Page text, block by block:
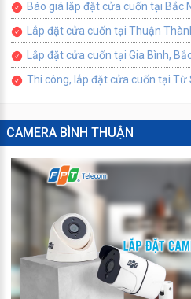
Báo giá lắp đặt cửa cuốn tại Bắc
Lắp đặt cửa cuốn tại Thuận
Lắp đặt cửa cuốn tại Gia Bình,
Thi công, lắp đặt cửa cuốn tại Từ
CAMERA BÌNH THUẬN